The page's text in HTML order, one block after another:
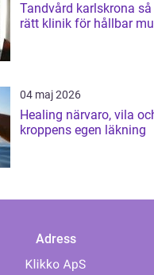
Tandvård karlskrona så väljer du
rätt klinik för hållbar
04 maj 2026
Healing närvaro, vila och
kroppens egen läkning
Adress